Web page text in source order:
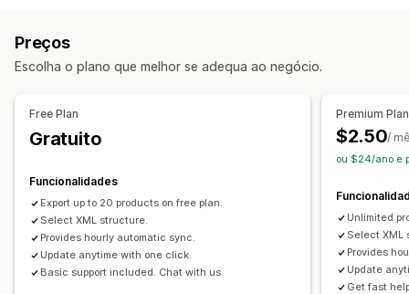
Sincronização de variantes
Otimização de feeds
Preços
Escolha o plano que melhor se adequa ao negócio.
Free Plan
Gratuito
Funcionalidades
Export up to 20 products on free plan.
Select XML structure.
Provides hourly automatic sync.
Update anytime with one click.
Basic support included. Chat with us.
Premium Plan
$2.50/
ou $24/ano e
Unlimited
Select XML
Provides
Update
Get fast